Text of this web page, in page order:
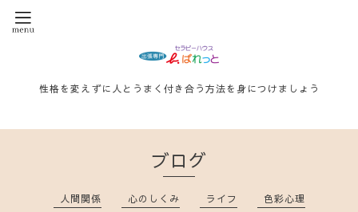
性格を変えずに人とうまく付き合う方法を身につけましょう
ブログ
人間関係 心のしくみ ライフ 色彩心理